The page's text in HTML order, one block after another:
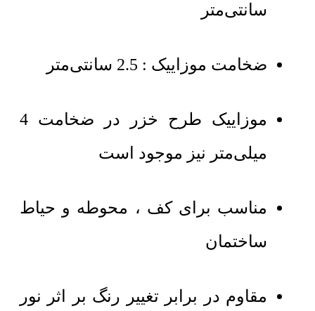
سانتی‌متر
ضخامت موزاییک : 2.5 سانتی‌متر
موزاییک طرح خزر در ضخامت 4
میلی‌متر نیز موجود است
مناسب برای کف ، محوطه و حیاط
ساختمان
مقاوم در برابر تغییر رنگ بر اثر نور